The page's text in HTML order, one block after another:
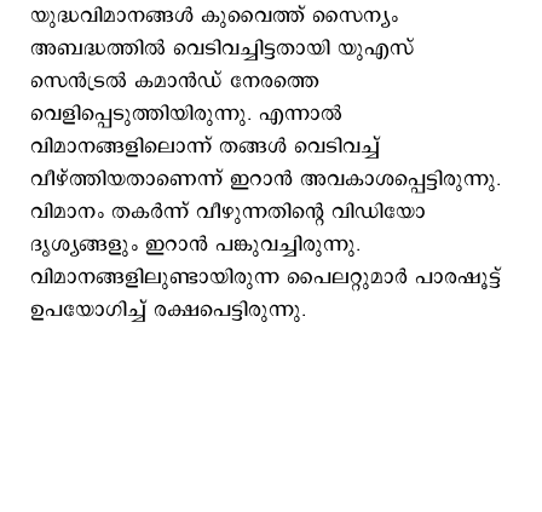
യുദ്ധവിമാനങ്ങള്‍ കുവൈത്ത് സൈന്യം
അബദ്ധത്തില്‍ വെടിവച്ചിട്ടതായി യുഎസ്
സെന്‍ട്രല്‍ കമാന്‍ഡ് നേരത്തെ
വെളിപ്പെടുത്തിയിരുന്നു. എന്നാല്‍
വിമാനങ്ങളിലൊന്ന് തങ്ങള്‍ വെടിവച്ച്
വീഴ്ത്തിയതാണെന്ന് ഇറാന്‍ അവകാശപ്പെട്ടിരുന്നു.
വിമാനം തകര്‍ന്ന് വീഴുന്നതിന്‍റെ വിഡിയോ
ദൃശ്യങ്ങളും ഇറാന്‍ പങ്കുവച്ചിരുന്നു.
വിമാനങ്ങളിലുണ്ടായിരുന്ന പൈലറ്റുമാര്‍ പാരഷൂട്ട്
ഉപയോഗിച്ച് രക്ഷപെട്ടിരുന്നു.